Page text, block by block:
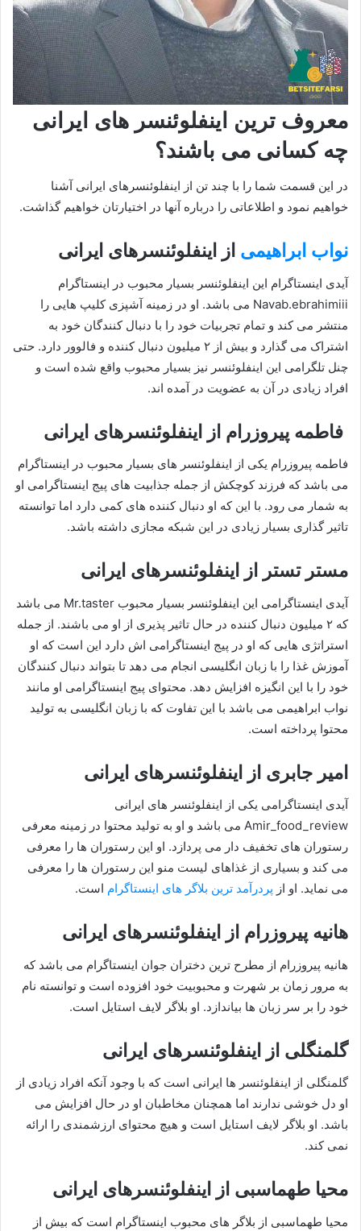
معروف ترین اینفلوئنسر های ایرانی
چه کسانی می باشند؟
در این قسمت شما را با چند تن از اینفلوئنسرهای ایرانی آشنا
خواهیم نمود و اطلاعاتی را درباره آنها در اختیارتان خواهیم گذاشت.
نواب ابراهیمی از اینفلوئنسرهای ایرانی
آیدی اینستاگرام این اینفلوئنسر بسیار محبوب در اینستاگرام
Navab.ebrahimiii می باشد. او در زمینه آشپزی کلیپ هایی را
منتشر می‌ کند و تمام تجربیات خود را با دنبال کنندگان خود به
اشتراک می‌ گذارد و بیش از ۲ میلیون دنبال کننده و فالوور دارد. حتی
چنل تلگرامی این اینفلوئنسر نیز بسیار محبوب واقع شده است و
افراد زیادی در آن به عضویت در آمده اند.
فاطمه پیروزرام از اینفلوئنسرهای ایرانی
فاطمه پیروزرام یکی از اینفلوئنسر های بسیار محبوب در اینستاگرام
می باشد که فرزند کوچکش از جمله جذابیت های پیج اینستاگرامی او
به شمار می‌ رود. با این که او دنبال کننده های کمی دارد اما توانسته
تاثیر گذاری بسیار زیادی در این شبکه مجازی داشته باشد.
مستر تستر از اینفلوئنسرهای ایرانی
آیدی اینستاگرامی این اینفلوئنسر بسیار محبوب Mr.taster می باشد
که ۲ میلیون دنبال کننده در حال تاثیر پذیری از او می باشند. از جمله
استراتژی هایی که او در پیج اینستاگرامی اش دارد این است که او
آموزش غذا را با زبان انگلیسی انجام می دهد تا بتواند دنبال کنندگان
خود را با این انگیزه افزایش دهد. محتوای پیج اینستاگرامی او مانند
نواب ابراهیمی می باشد با این تفاوت که با زبان انگلیسی به تولید
محتوا پرداخته است.
امیر جابری از اینفلوئنسرهای ایرانی
آیدی اینستاگرامی یکی از اینفلوئنسر های ایرانی
Amir_food_review می باشد و او به تولید محتوا در زمینه معرفی
رستوران های تخفیف دار می‌ پردازد. او این رستوران ها را معرفی
می کند و بسیاری از غذاهای لیست منو این رستوران ها را معرفی
می نماید. او از پردرآمد ترین بلاگر های اینستاگرام است.
هانیه پیروزرام از اینفلوئنسرهای ایرانی
هانیه پیروزرام از مطرح ترین دختران جوان اینستاگرام می باشد که
به مرور زمان بر شهرت و محبوبیت خود افزوده است و توانسته نام
خود را بر سر زبان ها بیاندازد. او بلاگر لایف استایل است.
گلمنگلی از اینفلوئنسرهای ایرانی
گلمنگلی از اینفلوئنسر ها ایرانی است که با وجود آنکه افراد زیادی از
او دل خوشی ندارند اما همچنان مخاطبان او در حال افزایش می
باشد. او بلاگر لایف استایل است و هیچ محتوای ارزشمندی را ارائه
نمی کند.
محیا طهماسبی از اینفلوئنسرهای ایرانی
محیا طهماسبی از بلاگر های محبوب اینستاگرام است که بیش از